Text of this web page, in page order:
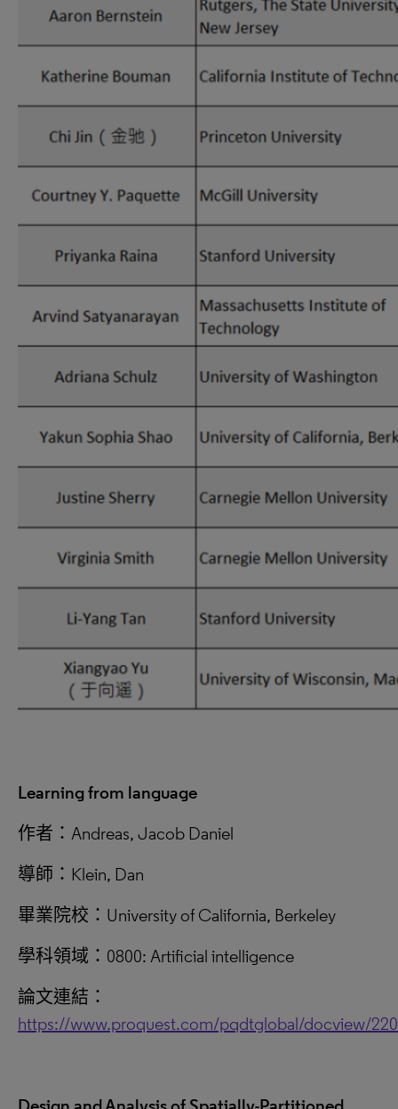
Learning from language
作者：Andreas, Jacob Daniel
導師：Klein, Dan
畢業院校：University of California, Berkeley
學科領域：0800: Artificial intelligence
論文連結：
https://www.proquest.com/pqdtglobal/docview/